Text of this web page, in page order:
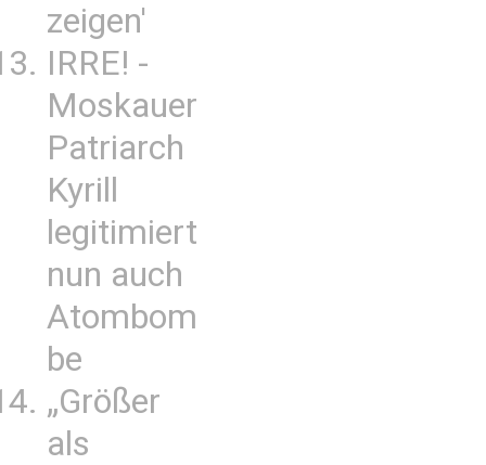
zeigen'
IRRE! -
Moskauer
Patriarch
Kyrill
legitimiert
nun auch
Atombom
be
„Größer
als